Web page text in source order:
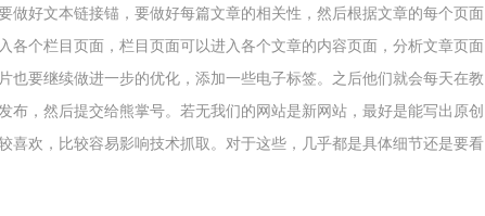
做好文本链接锚，要做好每篇文章的相关性，然后根据文章的每个页面
各个栏目页面，栏目页面可以进入各个文章的内容页面，分析文章页面
也要继续做进一步的优化，添加一些电子标签。之后他们就会每天在教
布，然后提交给熊掌号。若无我们的网站是新网站，最好是能写出原创
喜欢，比较容易影响技术抓取。对于这些，几乎都是具体细节还是要看